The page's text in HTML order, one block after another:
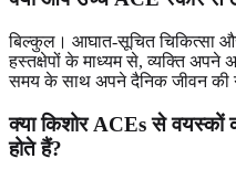
बिल्कुल। आघात-सूचित चिकित्सा
हस्तक्षेपों के माध्यम से, व्यक्ति
समय के साथ अपने दैनिक जीवन की
क्या किशोर ACEs से वयस्कों
होते हैं?